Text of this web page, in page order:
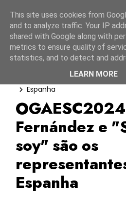
Angy Fernández
Espanha
Fernández e
soy" são os
Espanha
This site uses cookies from
and to analyze traffic. Your IP
shared with Google along with
metrics to ensure quality of
statistics, and to detect and
LEARN MORE